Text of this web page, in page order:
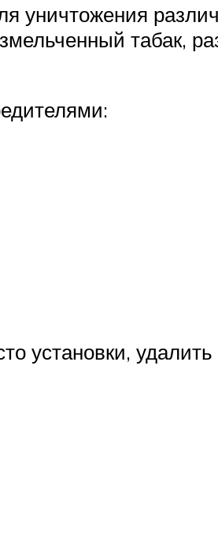
уничтожения
табак,
установки,